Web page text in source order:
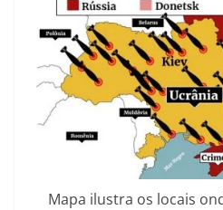
Mapa ilustra os locais